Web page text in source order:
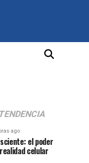
TENDENCIA
ago
el poder
celular